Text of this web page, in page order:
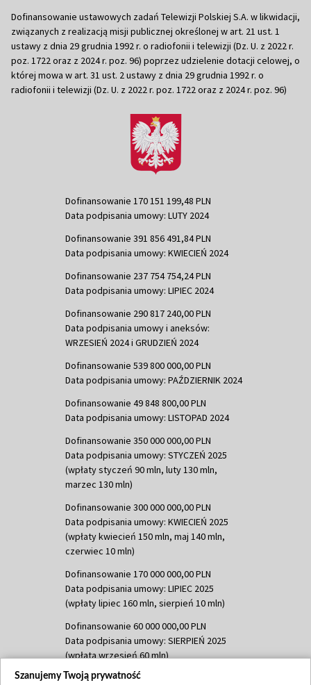
Dofinansowanie ustawowych zadań Telewizji Polskiej S.A. w likwidacji,
związanych z realizacją misji publicznej określonej w art. 21 ust. 1
ustawy z dnia 29 grudnia 1992 r. o radiofonii i telewizji (Dz. U. z 2022 r.
poz. 1722 oraz z 2024 r. poz. 96) poprzez udzielenie dotacji celowej, o
której mowa w art. 31 ust. 2 ustawy z dnia 29 grudnia 1992 r. o
radiofonii i telewizji (Dz. U. z 2022 r. poz. 1722 oraz z 2024 r. poz. 96)
Dofinansowanie 170 151 199,48 PLN
Data podpisania umowy: LUTY 2024
Dofinansowanie 391 856 491,84 PLN
Data podpisania umowy: KWIECIEŃ 2024
Dofinansowanie 237 754 754,24 PLN
Data podpisania umowy: LIPIEC 2024
Dofinansowanie 290 817 240,00 PLN
Data podpisania umowy i aneksów:
WRZESIEŃ 2024 i GRUDZIEŃ 2024
Dofinansowanie 539 800 000,00 PLN
Data podpisania umowy: PAŹDZIERNIK 2024
Dofinansowanie 49 848 800,00 PLN
Data podpisania umowy: LISTOPAD 2024
Dofinansowanie 350 000 000,00 PLN
Data podpisania umowy: STYCZEŃ 2025
(wpłaty styczeń 90 mln, luty 130 mln,
marzec 130 mln)
Dofinansowanie 300 000 000,00 PLN
Data podpisania umowy: KWIECIEŃ 2025
(wpłaty kwiecień 150 mln, maj 140 mln,
czerwiec 10 mln)
Dofinansowanie 170 000 000,00 PLN
Data podpisania umowy: LIPIEC 2025
(wpłaty lipiec 160 mln, sierpień 10 mln)
Dofinansowanie 60 000 000,00 PLN
Data podpisania umowy: SIERPIEŃ 2025
(wpłata wrzesień 60 mln)
Dofinansowanie 635 783 051,21 PLN
Szanujemy Twoją prywatność